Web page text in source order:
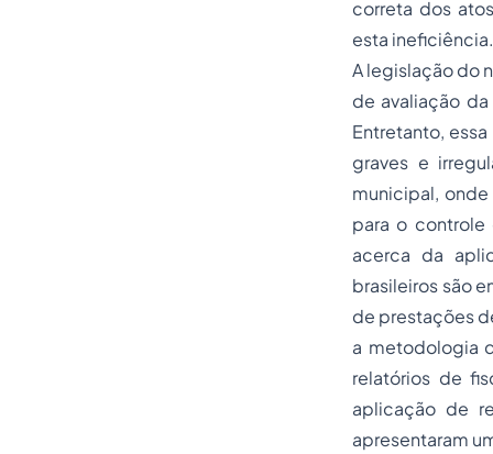
correta dos
esta ineficiência.
A legislação do
de avaliação
Entretanto,
graves e
municipal,
para o controle
acerca da
brasileiros são
de prestações
a metodologia
relatórios de
aplicação de
apresentaram